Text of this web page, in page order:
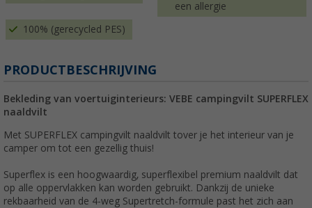
een allergie
100% (gerecycled PES)
PRODUCTBESCHRIJVING
Bekleding van voertuiginterieurs: VEBE campingvilt SUPERFLEX
naaldvilt
Met SUPERFLEX campingvilt naaldvilt tover je het interieur van je
camper om tot een gezellig thuis!
Superflex is een hoogwaardig, superflexibel premium naaldvilt dat
op alle oppervlakken kan worden gebruikt. Dankzij de unieke
rekbaarheid van de 4-weg Supertretch-formule past het zich aan